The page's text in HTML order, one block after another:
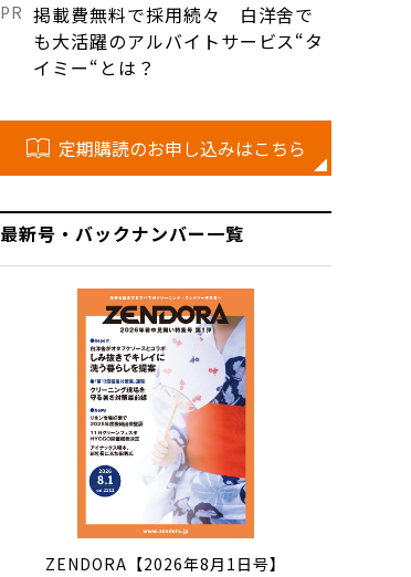
掲載費無料で採用続々 白洋舍で
も大活躍のアルバイトサービス“タ
イミー“とは？
定期購読のお申し込みはこちら
最新号・バックナンバー一覧
ZENDORA【2026年8月1日号】